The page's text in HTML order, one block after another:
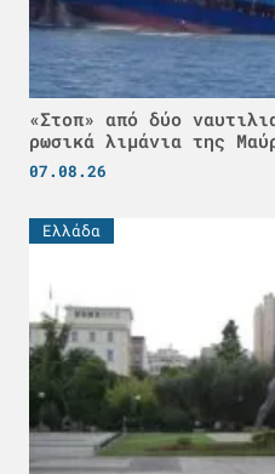
«Στοπ» από δύο
ρωσικά λιμάνια της
07.08.26
Ελλάδα